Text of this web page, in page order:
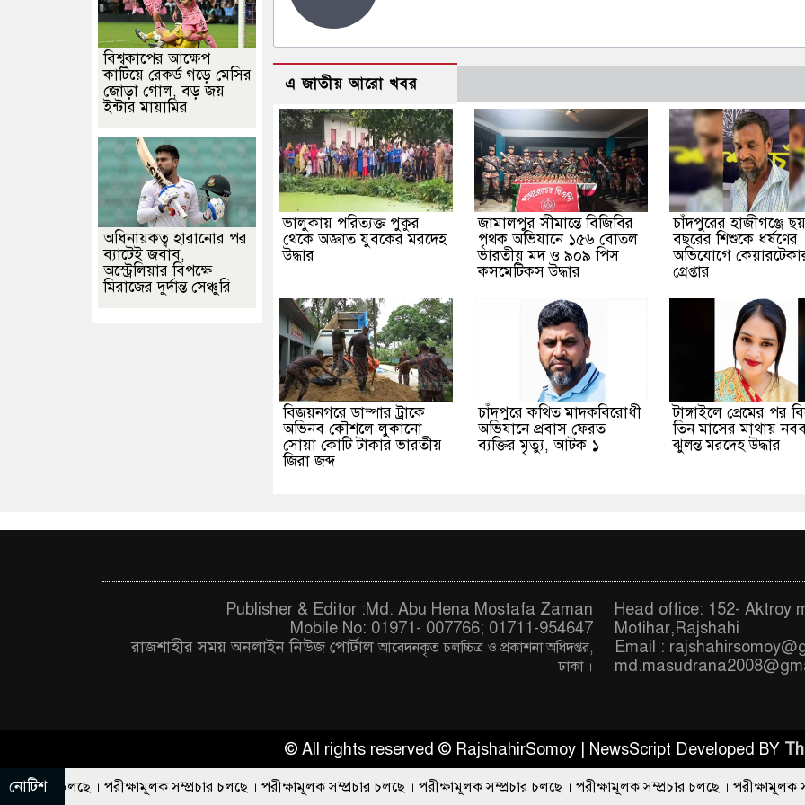
এ জাতীয় আরো খবর
ভালুকায় পরিত্যক্ত পুকুর
থেকে অজ্ঞাত যুবকের মরদেহ
উদ্ধার
জামালপুর সীমান্তে বিজিবির
পৃথক অভিযানে ১৫৬ বোতল
ভারতীয় মদ ও ৯০৯ পিস
কসমেটিকস উদ্ধার
চাঁদপুরের হাজীগঞ্জে ছয়
বছরের শিশুকে ধর্ষণের
অভিযোগে
গ্রেপ্তার
বিজয়নগরে ডাম্পার ট্রাকে
অভিনব কৌশলে লুকানো
সোয়া কোটি টাকার ভারতীয়
জিরা জব্দ
চাঁদপুরে কথিত মাদকবিরোধী
অভিযানে প্রবাস ফেরত
ব্যক্তির মৃত্যু, আটক ১
টাঙ্গাইলে প্রেমের পর
তিন মাসের মাথায়
ঝুলন্ত মরদেহ উদ্ধার
বিশ্বকাপের আক্ষেপ
কাটিয়ে রেকর্ড গড়ে মেসির
জোড়া গোল, বড় জয়
ইন্টার মায়ামির
অধিনায়কত্ব হারানোর পর
ব্যাটেই জবাব,
অস্ট্রেলিয়ার বিপক্ষে
মিরাজের দুর্দান্ত সেঞ্চুরি
Publisher & Editor :Md. Abu Hena Mostafa Zaman
Mobile No: 01971- 007766; 01711-954647
রাজশাহীর সময় অনলাইন নিউজ পোর্টালআবেদনকৃত চলচ্চিত্র ও প্রকাশনা অধিদপ্তর,
ঢাকা ।
Head office: 152- Aktroy
Motihar,Rajshahi
Email :
© All rights reserved © RajshahirSomoy | NewsScript Developed BY
নোটিশ সম্প্রচার চলছে । পরীক্ষামূলক সম্প্রচার চলছে । পরীক্ষামূলক সম্প্রচার চলছে । পরীক্ষামূলক সম্প্রচার চলছে । পরীক্ষামূলক সম্প্রচার চলছে ।